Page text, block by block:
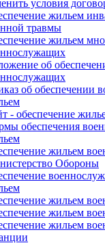
условия
жильем
травмы
жильем
об
об обеспечении
- обеспечение
обеспечения
жильем
Обороны
жильем
жильем
жильем